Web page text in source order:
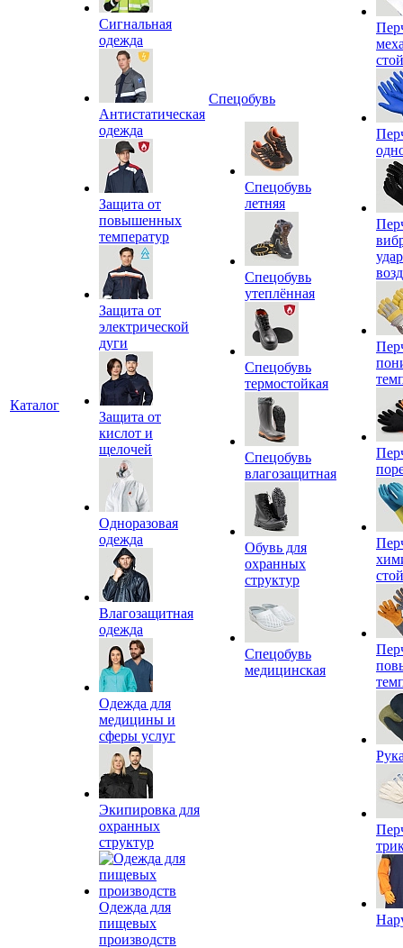
Каталог
Сигнальная
одежда
Антистатическая
одежда
Защита от
повышенных
температур
Защита от
электрической
дуги
Защита от
кислот и
щелочей
Одноразовая
одежда
Влагозащитная
одежда
Одежда для
медицины и
сферы услуг
Экипировка для
охранных
структур
Одежда для
пищевых
производств
Спецобувь
Спецобувь
летняя
Спецобувь
утеплённая
Спецобувь
термостойкая
Спецобувь
влагозащитная
Обувь для
охранных
структур
Спецобувь
медицинская